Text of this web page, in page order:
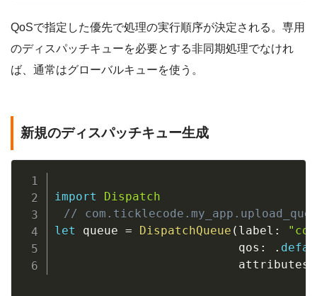
QoSで指定した優先で処理の実行順序が決定される。専用
のディスパッチキューを必要とする非同期処理でなけれ
ば、通常はグローバルキューを使う。
新規のディスパッチキュー生成
import
Dispatch
// com.ticklecode.my_app.upload_queueと
let queue = DispatchQueue ( label :
                          qos
: .
                          attributes